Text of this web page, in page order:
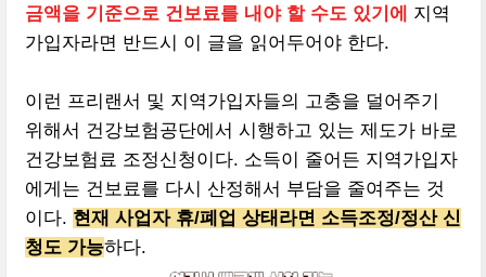
금액을 기준으로 건보료를 내야 할 수도 있기에 지역
가입자라면 반드시 이 글을 읽어두어야 한다.
이런 프리랜서 및 지역가입자들의 고충을 덜어주기
위해서 건강보험공단에서 시행하고 있는 제도가 바로
건강보험료 조정신청이다. 소득이 줄어든 지역가입자
에게는 건보료를 다시 산정해서 부담을 줄여주는 것
이다. 현재 사업자 휴/폐업 상태라면 소득조정/정산 신
청도 가능하다.